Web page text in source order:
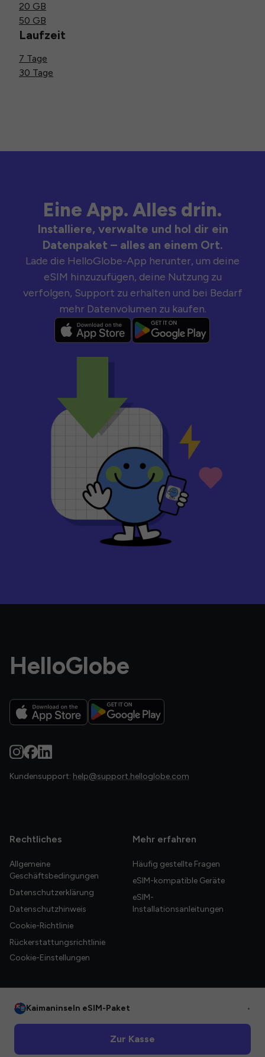
20 GB
50 GB
Laufzeit
7 Tage
30 Tage
Eine App. Alles drin.
Installiere, verwalte und hol dir ein
Datenpaket – alles an einem Ort.
Lade die HelloGlobe-App herunter, um deine
eSIM hinzuzufügen, deine Nutzung zu
verfolgen, Support zu erhalten und bei Bedarf
mehr Datenvolumen zu kaufen.
HelloGlobe
Kundensupport: help@support.helloglobe.com
Rechtliches
Allgemeine
Geschäftsbedingungen
Datenschutzerklärung
Datenschutzhinweis
Cookie-Richtlinie
Rückerstattungsrichtlinie
Cookie-Einstellungen
Mehr erfahren
Häufig gestellte Fragen
eSIM-kompatible Geräte
eSIM-
Installationsanleitungen
Kaimaninseln eSIM-Paket •
Zur Kasse